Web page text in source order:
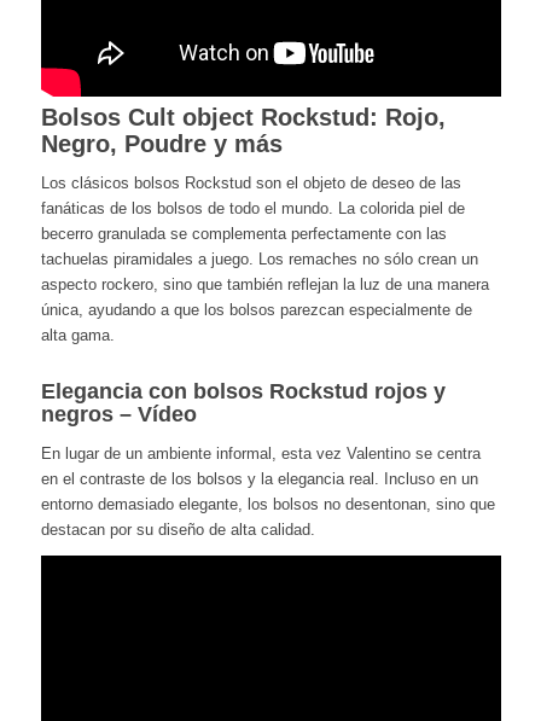
Bolsos Cult object Rockstud: Rojo,
Negro, Poudre y más
Los clásicos bolsos Rockstud son el objeto de deseo de las
fanáticas de los bolsos de todo el mundo. La colorida piel de
becerro granulada se complementa perfectamente con las
tachuelas piramidales a juego. Los remaches no sólo crean un
aspecto rockero, sino que también reflejan la luz de una manera
única, ayudando a que los bolsos parezcan especialmente de
alta gama.
Elegancia con bolsos Rockstud rojos y
negros – Vídeo
En lugar de un ambiente informal, esta vez Valentino se centra
en el contraste de los bolsos y la elegancia real. Incluso en un
entorno demasiado elegante, los bolsos no desentonan, sino que
destacan por su diseño de alta calidad.